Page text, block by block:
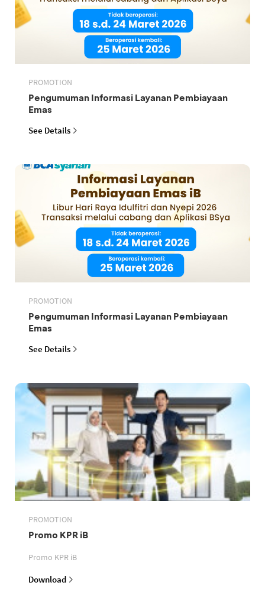
PROMOTION
Pengumuman Informasi Layanan Pembiayaan
Emas
See Details
PROMOTION
Pengumuman Informasi Layanan Pembiayaan
Emas
See Details
PROMOTION
Promo KPR iB
Promo KPR iB
Download